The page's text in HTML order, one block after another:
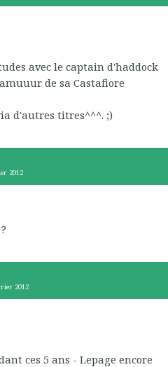
avec le captain d'haddock
de sa Castafiore
d'autres titres^^^. ;)
2012
2012
ces 5 ans - Lepage encore